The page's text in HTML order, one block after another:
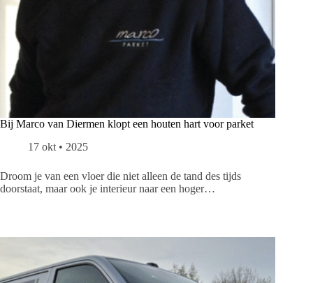
Bij Marco van Diermen klopt een houten hart voor parket
17 okt • 2025
Droom je van een vloer die niet alleen de tand des tijds
doorstaat, maar ook je interieur naar een hoger…